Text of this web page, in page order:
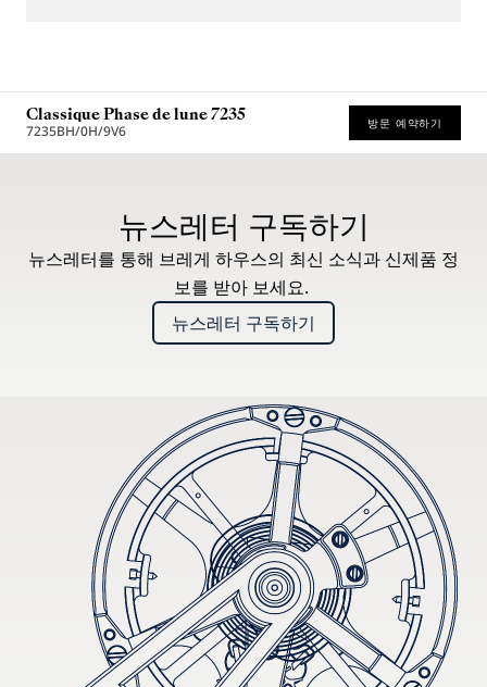
Classique Phase de lune 7235
7235BH/0H/9V6 방문 예약하기
뉴스레터 구독하기
뉴스레터를 통해 브레게 하우스의 최신 소식과 신제품 정
보를 받아 보세요.
뉴스레터 구독하기